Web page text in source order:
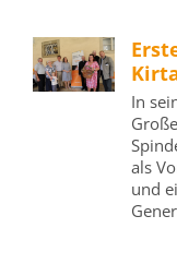
In
als
und